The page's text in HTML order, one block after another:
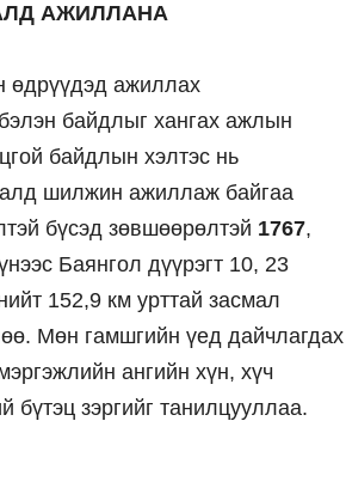
АЖИЛЛАНА
өдрүүдэд ажиллах
байдлыг хангах ажлын
байдлын хэлтэс нь
шилжин ажиллаж байгаа
бүсэд зөвшөөрөлтэй 1767,
Баянгол дүүрэгт 10, 23
152,9 км урттай засмал
Мөн гамшгийн үед дайчлагдах
ангийн хүн, хүч
бүтэц зэргийг танилцууллаа.